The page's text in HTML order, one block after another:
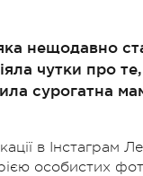
нещодавно
чутки про
сурогатна
в Інстаграм
особистих